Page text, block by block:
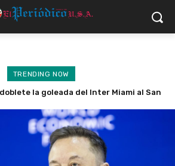
TRENDING NOW
urgen a EE.UU. reactivar las